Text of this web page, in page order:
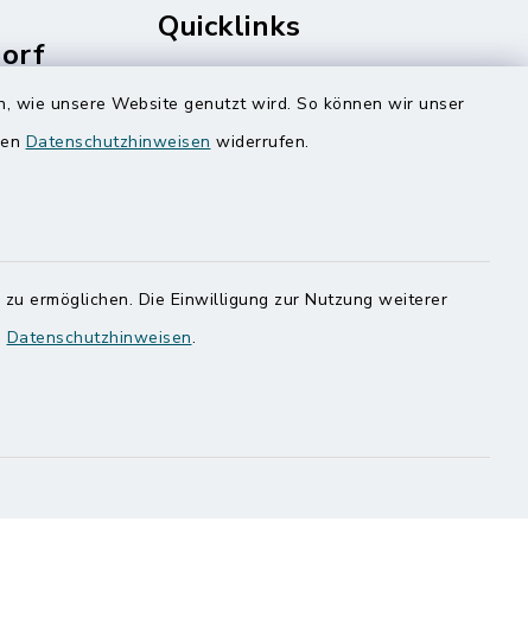
wie unsere Website genutzt wird. So können wir unser
Datenschutzhinweisen widerrufen.
ermöglichen. Die Einwilligung zur Nutzung weiterer
Datenschutzhinweisen.
Haben
uns
Quicklinks
Speicherkoog Meldorfer Koog